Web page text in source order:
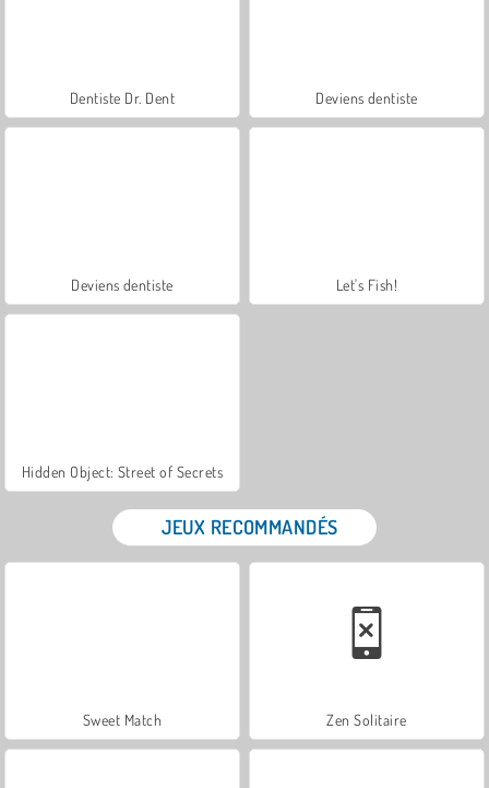
Dentiste Dr. Dent Deviens dentiste
Deviens dentiste Let's Fish!
Hidden Object: Street of Secrets
JEUX RECOMMANDÉS
Sweet Match Zen Solitaire